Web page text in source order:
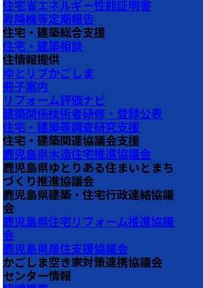
住宅省エネルギー性能証明書
昇降機等定期報告
住宅・建築総合支援
住宅・建築相談
住情報提供
ゆとリブかごしま
冊子案内
リフォーム評価ナビ
建築関係技術者研修・登録公表
住宅・建築等調査研究支援
住宅・建築関連協議会支援
鹿児島県木造住宅推進協議会
鹿児島県ゆとりある住まいとまち
づくり推進協議会
鹿児島県建築・住宅行政連絡協議
会
鹿児島県住宅リフォーム推進協議
会
鹿児島県居住支援協議会
かごしま空き家対策連携協議会
センター情報